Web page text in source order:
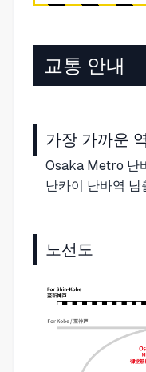
교통 안내
가장 가까운 역
Osaka Metro 난
난카이 난바역
노선도